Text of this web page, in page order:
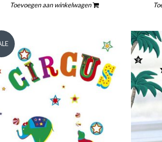
Toevoegen aan winkelwagen